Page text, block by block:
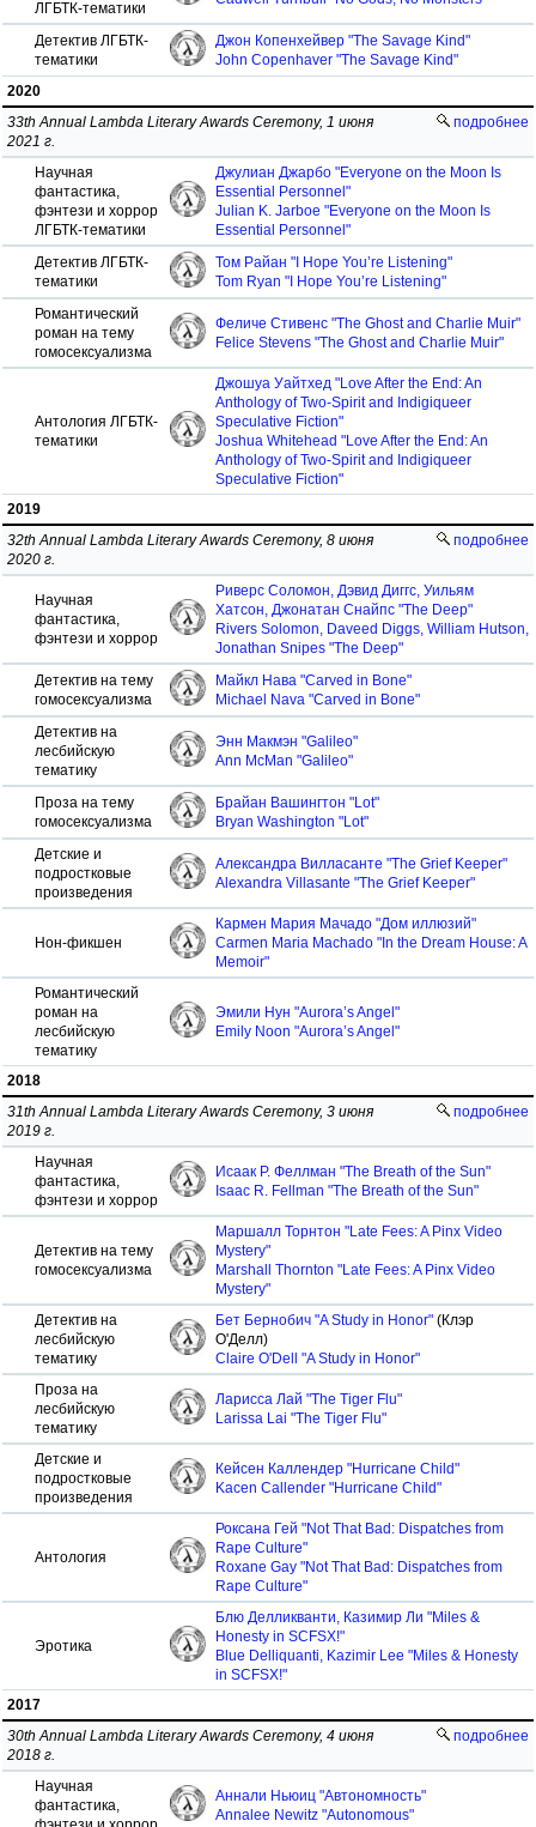
ЛГБТК-тематики
Детектив ЛГБТК-
тематики
Джон Копенхейвер "The Savage Kind"
John Copenhaver "The Savage Kind"
2020
подробнее
33th Annual Lambda Literary Awards Ceremony, 1 июня
2021 г.
Научная
фантастика,
фэнтези и хоррор
ЛГБТК-тематики
Джулиан Джарбо "Everyone on the Moon Is
Essential Personnel"
Julian K. Jarboe "Everyone on the Moon Is
Essential Personnel"
Детектив ЛГБТК-
тематики
Том Райан "I Hope You’re Listening"
Tom Ryan "I Hope You’re Listening"
Романтический
роман на тему
гомосексуализма
Феличе Стивенс "The Ghost and Charlie Muir"
Felice Stevens "The Ghost and Charlie Muir"
Антология ЛГБТК-
тематики
Джошуа Уайтхед "Love After the End: An
Anthology of Two-Spirit and Indigiqueer
Speculative Fiction"
Joshua Whitehead "Love After the End: An
Anthology of Two-Spirit and Indigiqueer
Speculative Fiction"
2019
подробнее
32th Annual Lambda Literary Awards Ceremony, 8 июня
2020 г.
Научная
фантастика,
фэнтези и хоррор
Риверс Соломон, Дэвид Диггс, Уильям
Хатсон, Джонатан Снайпс "The Deep"
Rivers Solomon, Daveed Diggs, William Hutson,
Jonathan Snipes "The Deep"
Детектив на тему
гомосексуализма
Майкл Нава "Carved in Bone"
Michael Nava "Carved in Bone"
Детектив на
лесбийскую
тематику
Энн Макмэн "Galileo"
Ann McMan "Galileo"
Проза на тему
гомосексуализма
Брайан Вашингтон "Lot"
Bryan Washington "Lot"
Детские и
подростковые
произведения
Александра Вилласанте "The Grief Keeper"
Alexandra Villasante "The Grief Keeper"
Нон-фикшен
Кармен Мария Мачадо "Дом иллюзий"
Carmen Maria Machado "In the Dream House: A
Memoir"
Романтический
роман на
лесбийскую
тематику
Эмили Нун "Aurora’s Angel"
Emily Noon "Aurora’s Angel"
2018
подробнее
31th Annual Lambda Literary Awards Ceremony, 3 июня
2019 г.
Научная
фантастика,
фэнтези и хоррор
Исаак Р. Феллман "The Breath of the Sun"
Isaac R. Fellman "The Breath of the Sun"
Детектив на тему
гомосексуализма
Маршалл Торнтон "Late Fees: A Pinx Video
Mystery"
Marshall Thornton "Late Fees: A Pinx Video
Mystery"
Детектив на
лесбийскую
тематику
Бет Бернобич "A Study in Honor" (Клэр
О'Делл)
Claire O'Dell "A Study in Honor"
Проза на
лесбийскую
тематику
Ларисса Лай "The Tiger Flu"
Larissa Lai "The Tiger Flu"
Детские и
подростковые
произведения
Кейсен Каллендер "Hurricane Child"
Kacen Callender "Hurricane Child"
Антология
Роксана Гей "Not That Bad: Dispatches from
Rape Culture"
Roxane Gay "Not That Bad: Dispatches from
Rape Culture"
Эротика
Блю Делликванти, Казимир Ли "Miles &
Honesty in SCFSX!"
Blue Delliquanti, Kazimir Lee "Miles & Honesty
in SCFSX!"
2017
подробнее
30th Annual Lambda Literary Awards Ceremony, 4 июня
2018 г.
Научная
фантастика,
Аннали Ньюиц "Автономность"
Annalee Newitz "Autonomous"